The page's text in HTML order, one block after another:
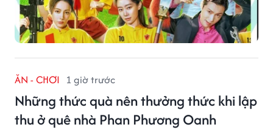
ĂN - CHƠI 1 giờ trước
Những thức quà nên thưởng thức khi lập
thu ở quê nhà Phan Phương Oanh